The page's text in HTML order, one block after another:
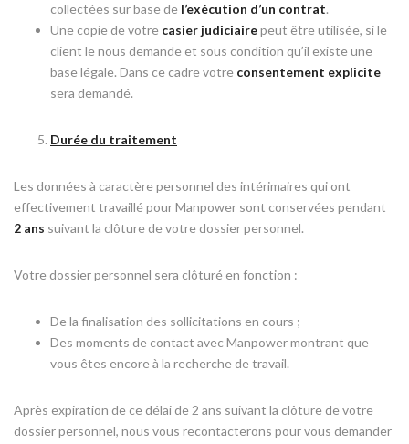
collectées sur base de l’exécution d’un contrat.
Une copie de votre casier judiciairepeut être utilisée, si le
client le nous demande et sous condition qu’il existe une
base légale. Dans ce cadre votre consentement explicite
sera demandé.
Durée du traitement
Les données à caractère personnel des intérimaires qui ont
effectivement travaillé pour Manpower sont conservées pendant
2 ans suivant la clôture de votre dossier personnel.
Votre dossier personnel sera clôturé en fonction :
De la finalisation des sollicitations en cours ;
Des moments de contact avec Manpower montrant que
vous êtes encore à la recherche de travail.
Après expiration de ce délai de 2 ans suivant la clôture de votre
dossier personnel, nous vous recontacterons pour vous demander